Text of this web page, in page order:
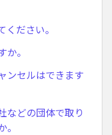
ださい。
。
ンセルはできます
などの団体で取り